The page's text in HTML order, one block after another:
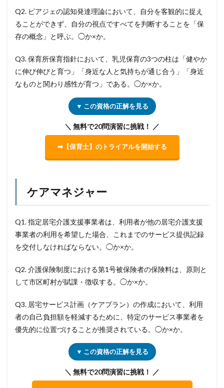
Q2. ピアジェの認知発達理論において、自分を客観的に捉え
ることができず、自分の視点ですべてを判断することを「保
存の概念」と呼ぶ。◯か×か。
Q3. 保育所保育指針において、乳児保育の3つの柱は「健やか
に伸び伸びと育つ」「身近な人と気持ちが通じ合う」「身近
なものと関わり感性が育つ」である。◯か×か。
▼ この資格の正解を見る
＼ 無料で20問演習に挑戦！ ／
➡【保育士】のトライアルを開始する
ケアマネジャー
Q1. 指定居宅介護支援事業者は、利用者が他の居宅介護支援
事業者の利用を希望した場合、これまでのサービス提供記録
を交付しなければならない。◯か×か。
Q2. 介護保険制度における第1号被保険者の保険料は、原則と
して市区町村が賦課・徴収する。◯か×か。
Q3. 居宅サービス計画（ケアプラン）の作成において、利用
者の自己負担額を軽減するために、特定のサービス事業者を
優先的に位置づけることが推奨されている。◯か×か。
▼ この資格の正解を見る
＼ 無料で20問演習に挑戦！ ／